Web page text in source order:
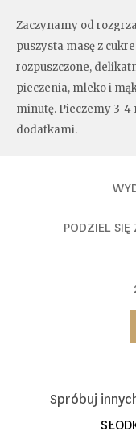
Zaczynamy od
puszysta masę z
rozpuszczone,
pieczenia, mleko i
minutę. Pieczemy 3-
dodatkami.
PODZIEL
Spróbuj